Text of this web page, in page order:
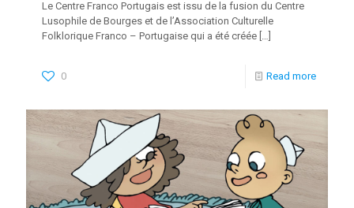
Le Centre Franco Portugais est issu de la fusion du Centre
Lusophile de Bourges et de l’Association Culturelle
Folklorique Franco – Portugaise qui a été créée […]
0 Read more